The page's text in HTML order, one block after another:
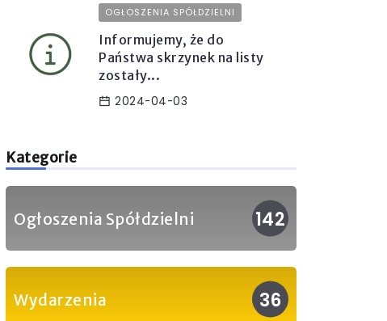
OGŁOSZENIA SPÓŁDZIELNI
Informujemy, że do
Państwa skrzynek na listy
zostały...
2024-04-03
Kategorie
Ogłoszenia Spółdzielni 142
Wydarzenia 36